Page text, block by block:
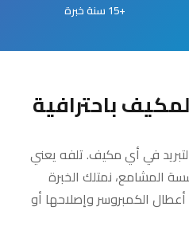
+15 سنة خبرة
باحترافية
في أي مكيف. تلفه يعني
المشامع، نمتلك الخبرة
الكمبروسر وإصلاحها أو